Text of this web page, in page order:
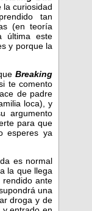
la curiosidad
tan
(en teoría
última este
y porque la
Breaking
te comento
de padre
loca), y
argumento
para que
esperes ya
es normal
la que llega
rendido ante
una
droga y de